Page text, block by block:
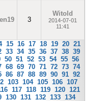
3
Witold
2014-07-01
11:41
15 16 17 18 19 20 21
33 34 35 36 37 38 39
50 51 52 53 54 55 56
68 69 70 71 72 73 74
86 87 88 89 90 91 92
103 104 105 106 107
117 118 119 120 121
130 131 132 133 134